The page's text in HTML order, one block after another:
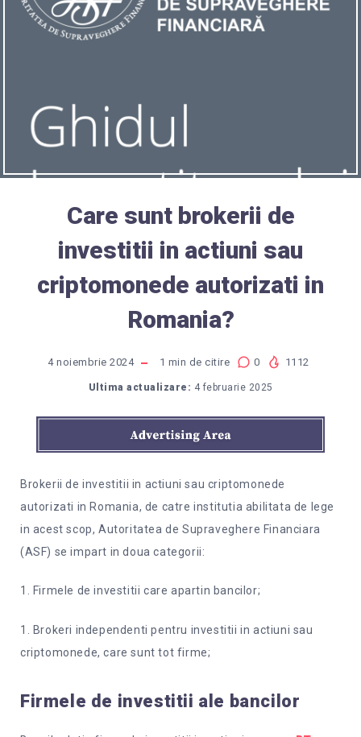
Care sunt brokerii de
investitii in actiuni sau
criptomonede autorizati in
Romania?
4 noiembrie 2024 1 min de citire 0 1112
Ultima actualizare: 4 februarie 2025
Brokerii de investitii in actiuni sau criptomonede
autorizati in Romania, de catre institutia abilitata de lege
in acest scop, Autoritatea de Supraveghere Financiara
(ASF) se impart in doua categorii:
1. Firmele de investitii care apartin bancilor;
1. Brokeri independenti pentru investitii in actiuni sau
criptomonede, care sunt tot firme;
Firmele de investitii ale bancilor